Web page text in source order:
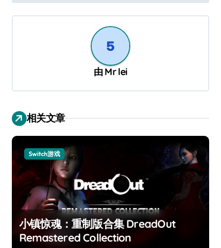
由 Mr lei
相关文章
Switch游戏
小镇惊魂：重制版合集 DreadOut
Remastered Collection